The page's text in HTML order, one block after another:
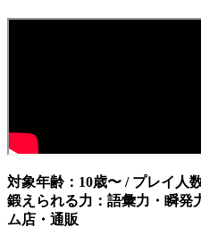
対象年齢：10歳〜 / プレイ人
鍛えられる力：語彙力・瞬発
ム店・通販